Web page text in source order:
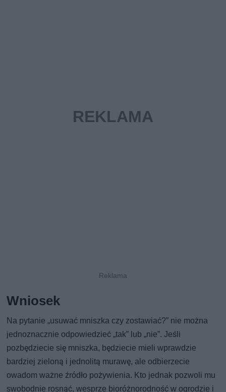
Wniosek
Na pytanie „usuwać mniszka czy zostawiać?” nie można
jednoznacznie odpowiedzieć „tak” lub „nie”. Jeśli
pozbędziecie się mniszka, będziecie mieli wprawdzie
bardziej zieloną i jednolitą murawę, ale odbierzecie
owadom ważne źródło pożywienia. Kto jednak pozwoli mu
swobodnie rosnąć, wesprze bioróżnorodność w ogrodzie i